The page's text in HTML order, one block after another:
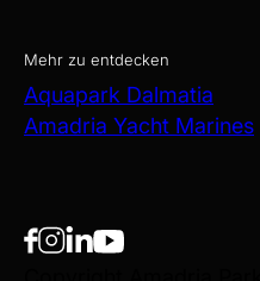
Mehr zu entdecken
Aquapark Dalmatia
Amadria Yacht Marines